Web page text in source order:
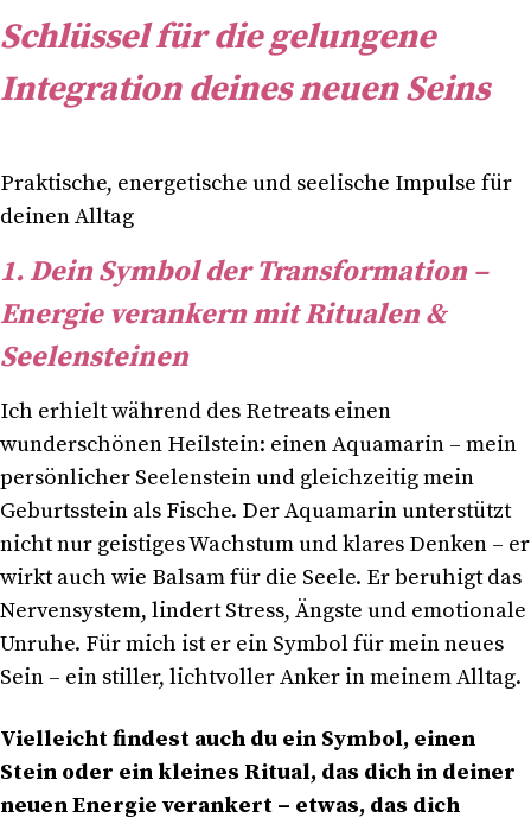
Schlüssel für die gelungene
Integration deines neuen Seins
Praktische, energetische und seelische Impulse für
deinen Alltag
1. Dein Symbol der Transformation –
Energie verankern mit Ritualen &
Seelensteinen
Ich erhielt während des Retreats einen
wunderschönen Heilstein: einen Aquamarin – mein
persönlicher Seelenstein und gleichzeitig mein
Geburtsstein als Fische. Der Aquamarin unterstützt
nicht nur geistiges Wachstum und klares Denken – er
wirkt auch wie Balsam für die Seele. Er beruhigt das
Nervensystem, lindert Stress, Ängste und emotionale
Unruhe. Für mich ist er ein Symbol für mein neues
Sein – ein stiller, lichtvoller Anker in meinem Alltag.
Vielleicht findest auch du ein Symbol, einen
Stein oder ein kleines Ritual, das dich in deiner
neuen Energie verankert – etwas, das dich